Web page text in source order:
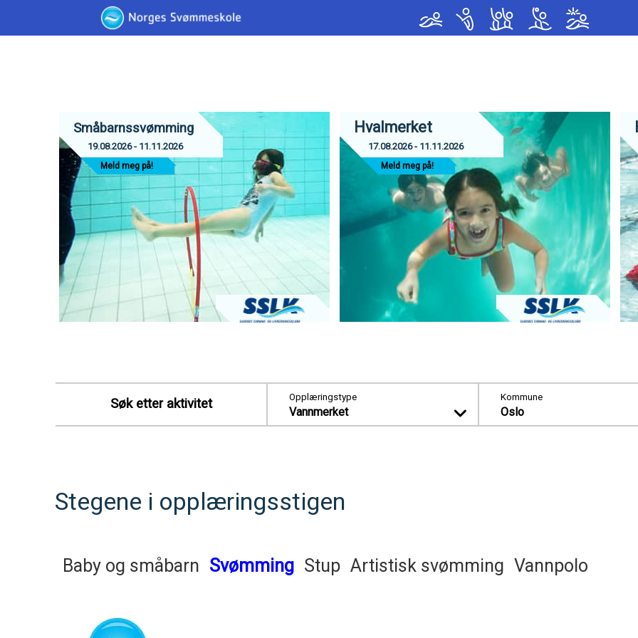
< !--Google tag(gtag.js)-- >
Småbarnssvømming
19.08.2026 - 11.11.2026
Meld meg på!
Hvalmerket
17.08.2026 - 11.11.2026
Meld meg på!
Søk etter aktivitet Opplæringstype
Vannmerket
Kommune
Oslo
Stegene i opplæringsstigen
Baby og småbarn Svømming Stup Artistisk svømming Vannpolo